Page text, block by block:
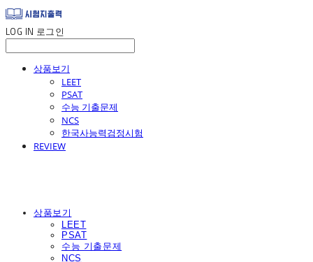
LOG IN 로그인
상품보기
LEET
PSAT
수능 기출문제
NCS
한국사능력검정시험
REVIEW
상품보기
LEET
PSAT
수능 기출문제
NCS